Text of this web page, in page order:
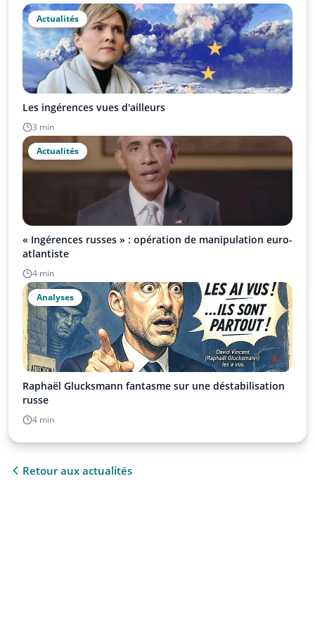
Actualités
Les ingérences vues d'ailleurs
3 min
Actualités
« Ingérences russes » : opération de manipulation euro-
atlantiste
4 min
Analyses
Raphaël Glucksmann fantasme sur une déstabilisation
russe
4 min
Retour aux actualités